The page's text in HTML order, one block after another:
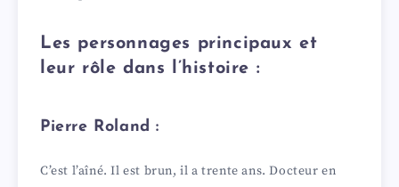
e
Les personnages principaux et
leur rôle dans l’histoire :
Pierre Roland :
C’est l’aîné. Il est brun, il a trente ans. Docteur en